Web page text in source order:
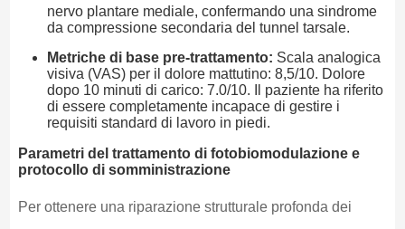
nervo plantare mediale, confermando una sindrome
da compressione secondaria del tunnel tarsale.
Metriche di base pre-trattamento: Scala analogica
visiva (VAS) per il dolore mattutino: 8,5/10. Dolore
dopo 10 minuti di carico: 7.0/10. Il paziente ha riferito
di essere completamente incapace di gestire i
requisiti standard di lavoro in piedi.
Parametri del trattamento di fotobiomodulazione e
protocollo di somministrazione
Per ottenere una riparazione strutturale profonda dei